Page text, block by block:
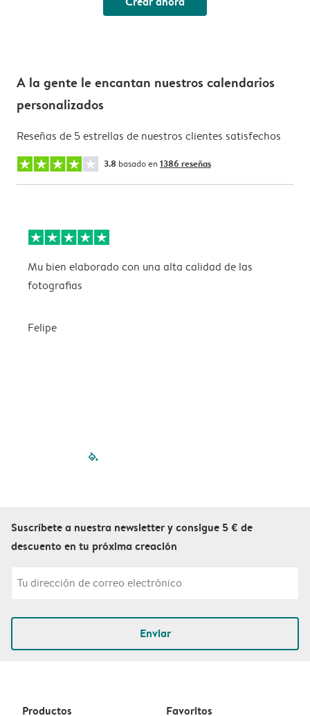
A la gente le encantan nuestros calendarios
personalizados
Reseñas de 5 estrellas de nuestros clientes satisfechos
3.8 basado en 1386 reseñas
Mu bien elaborado con una alta calidad de las
fotografias
Felipe
filled-pagination
Suscríbete a nuestra newsletter y consigue 5 € de
descuento en tu próxima creación
Enviar
Productos Favoritos